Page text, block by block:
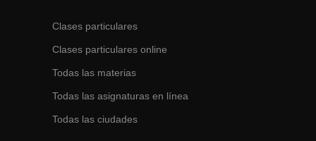
Clases particulares
Clases particulares online
Todas las materias
Todas las asignaturas en línea
Todas las ciudades